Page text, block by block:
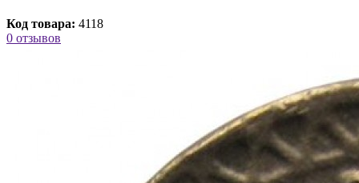
Код товара: 4118
0 отзывов